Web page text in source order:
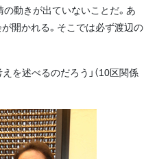
の動きが出ていないことだ。あ
開かれる。そこでは必ず渡辺の
を述べるのだろう」（10区関係